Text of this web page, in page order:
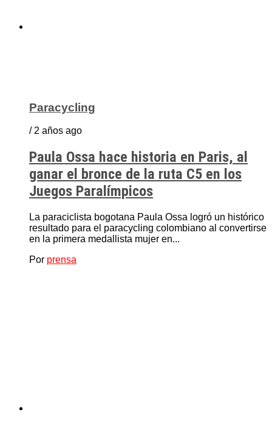
Paracycling
/ 2 años ago
Paula Ossa hace historia en Paris, al
ganar el bronce de la ruta C5 en los
Juegos Paralímpicos
La paraciclista bogotana Paula Ossa logró un histórico
resultado para el paracycling colombiano al convertirse
en la primera medallista mujer en...
Por prensa